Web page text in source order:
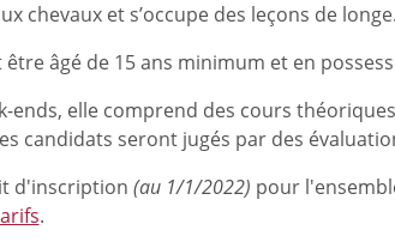
chevaux et s’occupe des leçons de longe.
âgé de 15 ans minimum et en
ends, elle comprend des cours
candidats seront jugés par des
d'inscription (au 1/1/2022) pour
.